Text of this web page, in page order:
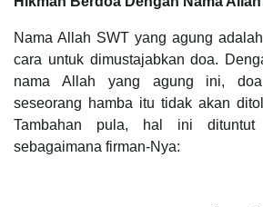
Nama Allah SWT yang agung
cara untuk dimustajabkan doa.
nama Allah yang agung ini, doa
seseorang hamba itu tidak akan
Tambahan pula, hal ini
sebagaimana firman-Nya: